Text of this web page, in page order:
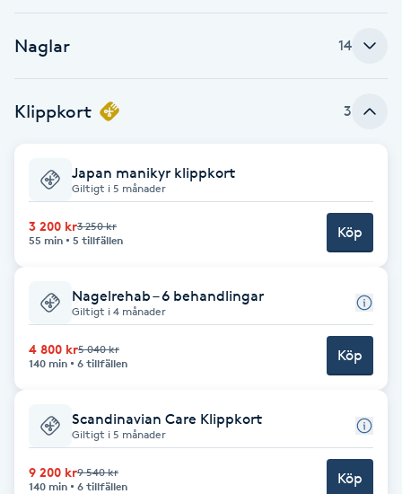
Diamantslipning
Enzympeeling
Extensions
Extensions borttagning
Eyeliner-tatuering
Face framing
Faceliftmassage
Naglar 14
Klippkort 3
Japan manikyr klippkort
Giltigt i 5 månader
3 200 kr3 250 kr
55 min
5 tillfällen Köp
Nagelrehab – 6 behandlingar
Giltigt i 4 månader
4 800 kr5 040 kr
140 min
6 tillfällen Köp
Scandinavian Care Klippkort
Giltigt i 5 månader
9 200 kr9 540 kr
140 min
6 tillfällen Köp